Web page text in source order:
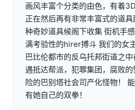
画风丰富个分类的由色，有着
正在然后再有非常丰富式的道
种奇妙道具候阁下收集 街机手
满考验性的hirer搏斗 我们的女
巴比伦都市的反乌托邦街道之
遇抵达帮派，犯罪集团，腐败
险的巴别塔社会司产化怪物！
有她自己的双拳！